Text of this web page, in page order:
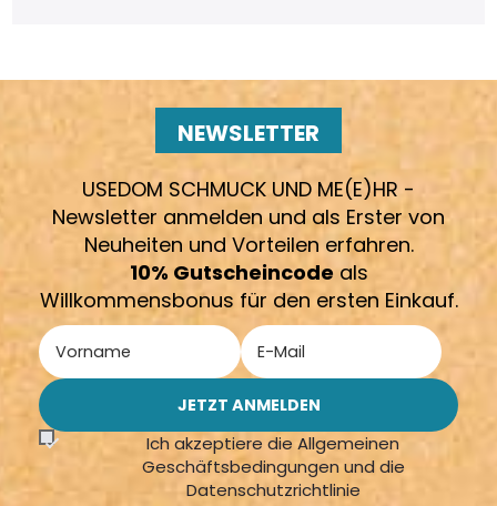
NEWSLETTER
USEDOM SCHMUCK UND ME(E)HR -
Newsletter anmelden und als Erster von
Neuheiten und Vorteilen erfahren.
10% Gutscheincodeals
Willkommensbonus für den ersten Einkauf.
Ich akzeptiere die Allgemeinen
Geschäftsbedingungen und die
Datenschutzrichtlinie